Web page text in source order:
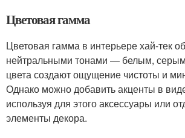
Цветовая гамма
Цветовая гамма в интерьере хай-тек
нейтральными тонами — белым,
цвета создают ощущение чистоты и
Однако можно добавить акценты в
используя для этого аксессуары или
элементы декора.